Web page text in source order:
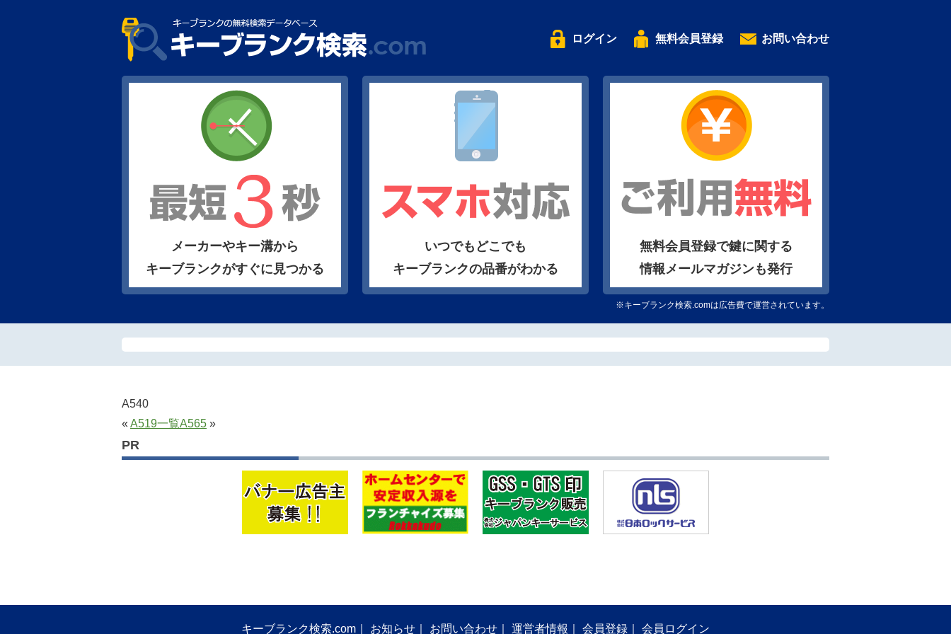
ログイン 無料会員登録 お問い合わせ
メーカーやキー溝から
キーブランクがすぐに見つかる
いつでもどこでも
キーブランクの品番がわかる
無料会員登録で鍵に関する
情報メールマガジンも発行
※キーブランク検索.comは広告費で運営されています。
A540
« A519一覧A565 »
PR
キーブランク検索.com お知らせ お問い合わせ 運営者情報 会員登録 会員ログイン